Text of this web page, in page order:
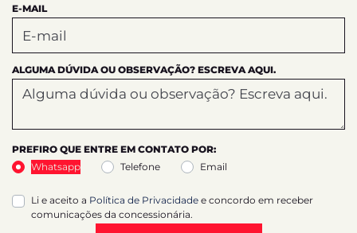
E-MAIL
ALGUMA DÚVIDA OU OBSERVAÇÃO? ESCREVA AQUI.
PREFIRO QUE ENTRE EM CONTATO POR:
Whatsapp
Telefone Email
Li e aceito a Política de Privacidade e concordo em receber
comunicações da concessionária.